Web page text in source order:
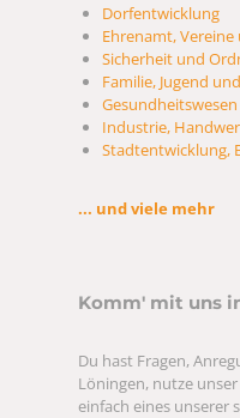
Dorfentwicklung
Ehrenamt,
Sicherheit und
Familie, Jugend
Industrie,
Stadtentwicklung,
... und viele mehr
Komm' mit uns
Du hast Fragen,
Löningen, nutze unser
einfach eines unserer